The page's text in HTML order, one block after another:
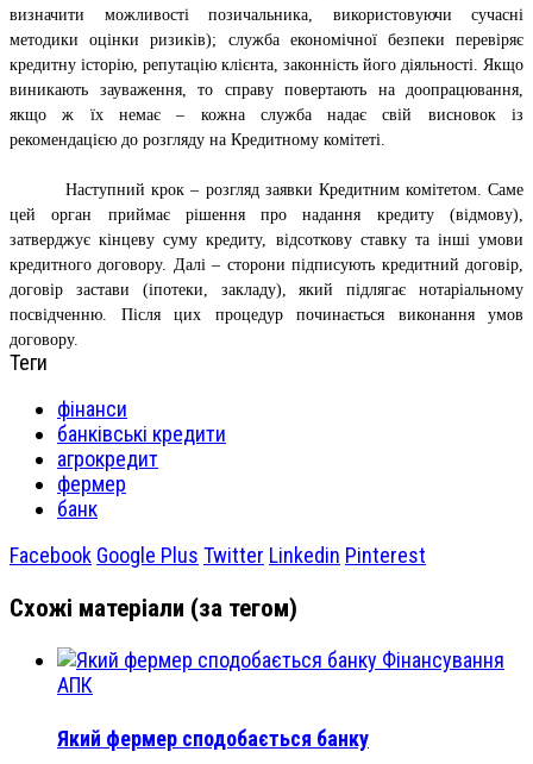
визначити можливості позичальника, використовуючи сучасні
методики оцінки ризиків); служба економічної безпеки перевіряє
кредитну історію, репутацію клієнта, законність його діяльності. Якщо
виникають зауваження, то справу повертають на доопрацювання,
якщо ж їх немає – кожна служба надає свій висновок із
рекомендацією до розгляду на Кредитному комітеті.
Наступний крок – розгляд заявки Кредитним комітетом. Саме
цей орган приймає рішення про надання кредиту (відмову),
затверджує кінцеву суму кредиту, відсоткову ставку та інші умови
кредитного договору. Далі – сторони підписують кредитний договір,
договір застави (іпотеки, закладу), який підлягає нотаріальному
посвідченню. Після цих процедур починається виконання умов
договору.
Теги
фінанси
банківські кредити
агрокредит
фермер
банк
Facebook Google Plus Twitter Linkedin Pinterest
Схожі матеріали (за тегом)
Фінансування
АПК
Який фермер сподобається банку